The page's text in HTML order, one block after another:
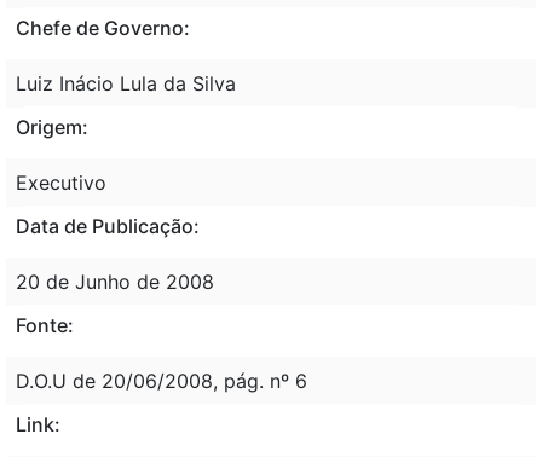
Chefe de Governo:
Luiz Inácio Lula da Silva
Origem:
Executivo
Data de Publicação:
20 de Junho de 2008
Fonte:
D.O.U de 20/06/2008, pág. nº 6
Link: